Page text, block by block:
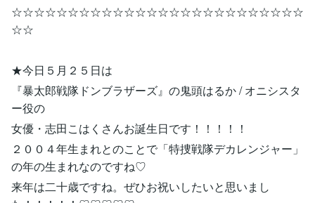
☆☆☆☆☆☆☆☆☆☆☆☆☆☆☆☆☆☆☆☆☆☆☆☆☆☆
☆☆
★今日５月２５日は
『暴太郎戦隊ドンブラザーズ』の鬼頭はるか / オニシスタ
ー役の
女優・志田こはくさんお誕生日です！！！！！
２００４年生まれとのことで「特捜戦隊デカレンジャー」
の年の生まれなのですね♡
来年は二十歳ですね。ぜひお祝いしたいと思いまし